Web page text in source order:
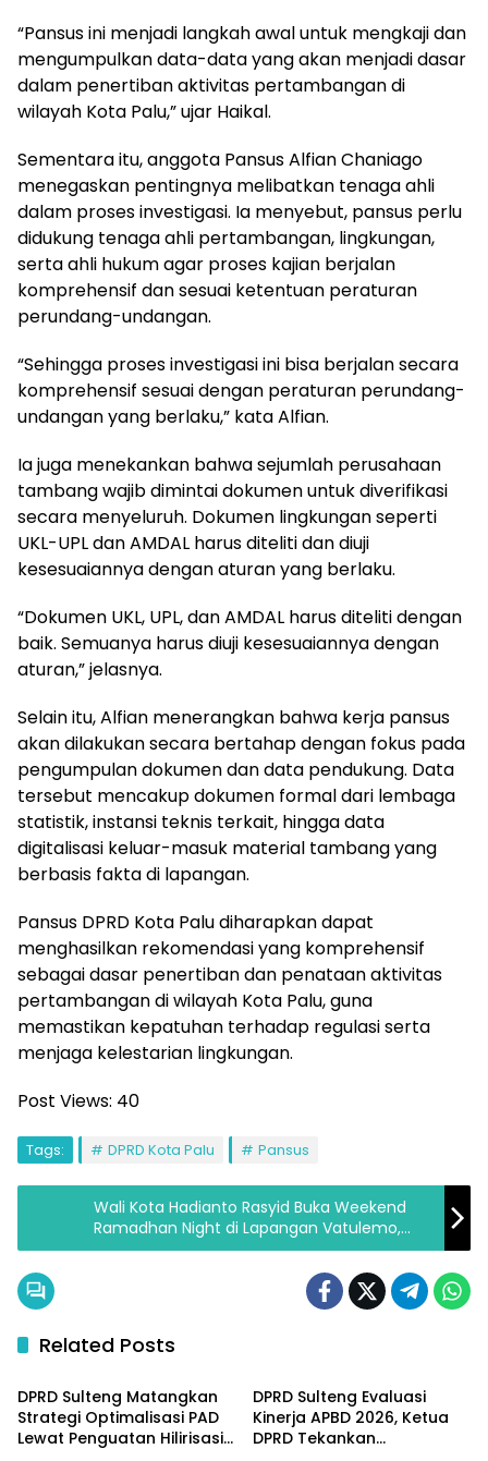
“Pansus ini menjadi langkah awal untuk mengkaji dan
mengumpulkan data-data yang akan menjadi dasar
dalam penertiban aktivitas pertambangan di
wilayah Kota Palu,” ujar Haikal.
Sementara itu, anggota Pansus Alfian Chaniago
menegaskan pentingnya melibatkan tenaga ahli
dalam proses investigasi. Ia menyebut, pansus perlu
didukung tenaga ahli pertambangan, lingkungan,
serta ahli hukum agar proses kajian berjalan
komprehensif dan sesuai ketentuan peraturan
perundang-undangan.
“Sehingga proses investigasi ini bisa berjalan secara
komprehensif sesuai dengan peraturan perundang-
undangan yang berlaku,” kata Alfian.
Ia juga menekankan bahwa sejumlah perusahaan
tambang wajib dimintai dokumen untuk diverifikasi
secara menyeluruh. Dokumen lingkungan seperti
UKL-UPL dan AMDAL harus diteliti dan diuji
kesesuaiannya dengan aturan yang berlaku.
“Dokumen UKL, UPL, dan AMDAL harus diteliti dengan
baik. Semuanya harus diuji kesesuaiannya dengan
aturan,” jelasnya.
Selain itu, Alfian menerangkan bahwa kerja pansus
akan dilakukan secara bertahap dengan fokus pada
pengumpulan dokumen dan data pendukung. Data
tersebut mencakup dokumen formal dari lembaga
statistik, instansi teknis terkait, hingga data
digitalisasi keluar-masuk material tambang yang
berbasis fakta di lapangan.
Pansus DPRD Kota Palu diharapkan dapat
menghasilkan rekomendasi yang komprehensif
sebagai dasar penertiban dan penataan aktivitas
pertambangan di wilayah Kota Palu, guna
memastikan kepatuhan terhadap regulasi serta
menjaga kelestarian lingkungan.
Post Views: 40
Tags: DPRD Kota Palu Pansus
Wali Kota Hadianto Rasyid Buka Weekend
Ramadhan Night di Lapangan Vatulemo,
Dorong UMKM dan Digitalisasi Transaksi
Related Posts
Parlementeria
DPRD Sulteng Matangkan
Strategi Optimalisasi PAD
Lewat Penguatan Hilirisasi
DPRD Sulteng Evaluasi
Kinerja APBD 2026, Ketua
DPRD Tekankan
Parlementeria Parlementeria